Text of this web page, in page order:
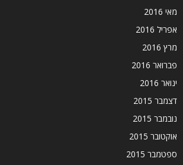
מאי 2016
אפריל 2016
מרץ 2016
פברואר 2016
ינואר 2016
דצמבר 2015
נובמבר 2015
אוקטובר 2015
ספטמבר 2015